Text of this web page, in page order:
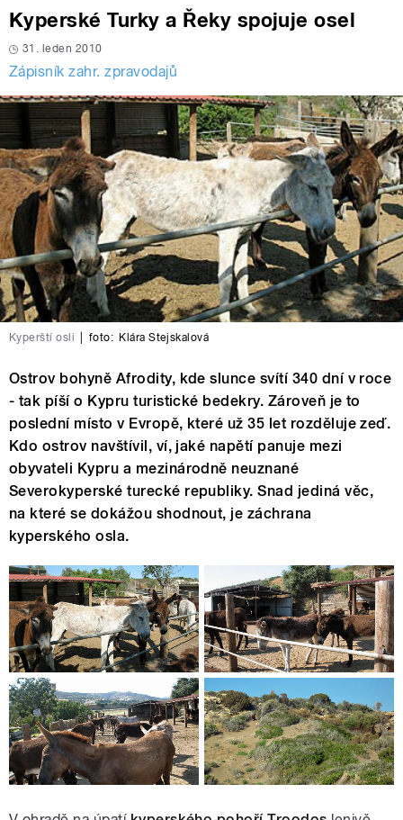
Kyperské Turky a Řeky spojuje osel
31. leden 2010
Zápisník zahr. zpravodajů
Kyperští osli foto: Klára Stejskalová
Ostrov bohyně Afrodity, kde slunce svítí 340 dní v roce
- tak píší o Kypru turistické bedekry. Zároveň je to
poslední místo v Evropě, které už 35 let rozděluje zeď.
Kdo ostrov navštívil, ví, jaké napětí panuje mezi
obyvateli Kypru a mezinárodně neuznané
Severokyperské turecké republiky. Snad jediná věc,
na které se dokážou shodnout, je záchrana
kyperského osla.